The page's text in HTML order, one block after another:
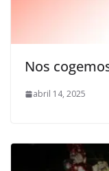
Nos
abril 14, 2025